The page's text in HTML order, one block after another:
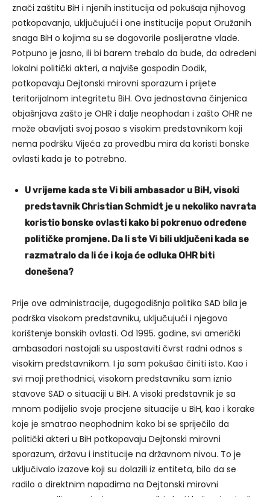
znači zaštitu BiH i njenih institucija od pokušaja njihovog
potkopavanja, uključujući i one institucije poput Oružanih
snaga BiH o kojima su se dogovorile poslijeratne vlade.
Potpuno je jasno, ili bi barem trebalo da bude, da određeni
lokalni politički akteri, a najviše gospodin Dodik,
potkopavaju Dejtonski mirovni sporazum i prijete
teritorijalnom integritetu BiH. Ova jednostavna činjenica
objašnjava zašto je OHR i dalje neophodan i zašto OHR ne
može obavljati svoj posao s visokim predstavnikom koji
nema podršku Vijeća za provedbu mira da koristi bonske
ovlasti kada je to potrebno.
U vrijeme kada ste Vi bili ambasador u BiH, visoki
predstavnik Christian Schmidt je u nekoliko navrata
koristio bonske ovlasti kako bi pokrenuo određene
političke promjene. Da li ste Vi bili uključeni kada se
razmatralo da li će i koja će odluka OHR biti
donešena?
Prije ove administracije, dugogodišnja politika SAD bila je
podrška visokom predstavniku, uključujući i njegovo
korištenje bonskih ovlasti. Od 1995. godine, svi američki
ambasadori nastojali su uspostaviti čvrst radni odnos s
visokim predstavnikom. I ja sam pokušao činiti isto. Kao i
svi moji prethodnici, visokom predstavniku sam iznio
stavove SAD o situaciji u BiH. A visoki predstavnik je sa
mnom podijelio svoje procjene situacije u BiH, kao i korake
koje je smatrao neophodnim kako bi se spriječilo da
politički akteri u BiH potkopavaju Dejtonski mirovni
sporazum, državu i institucije na državnom nivou. To je
uključivalo izazove koji su dolazili iz entiteta, bilo da se
radilo o direktnim napadima na Dejtonski mirovni